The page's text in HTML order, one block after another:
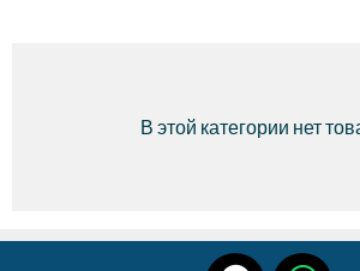
В этой категории нет